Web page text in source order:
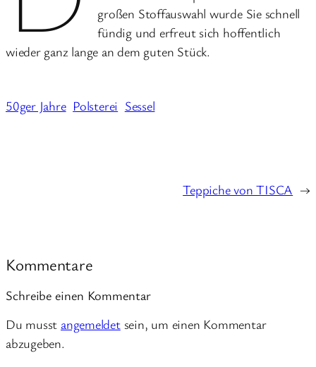
großen Stoffauswahl wurde Sie schnell
fündig und erfreut sich hoffentlich
wieder ganz lange an dem guten Stück.
50ger Jahre Polsterei Sessel
Teppiche von TISCA →
Kommentare
Schreibe einen Kommentar
Du musst angemeldetsein, um einen Kommentar
abzugeben.